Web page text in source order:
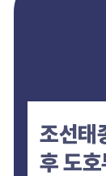
조선태
후 도호